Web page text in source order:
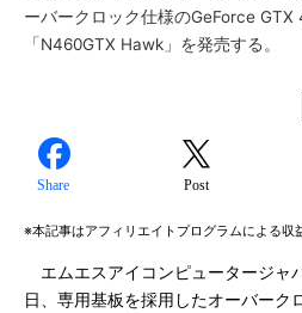
ーバークロック仕様のGeForce
「N460GTX Hawk」を発売する。
Share Post
※本記事はアフィリエイトプログラムによる収
エムエスアイコンピュータージャ
日、専用基板を採用したオーバーク